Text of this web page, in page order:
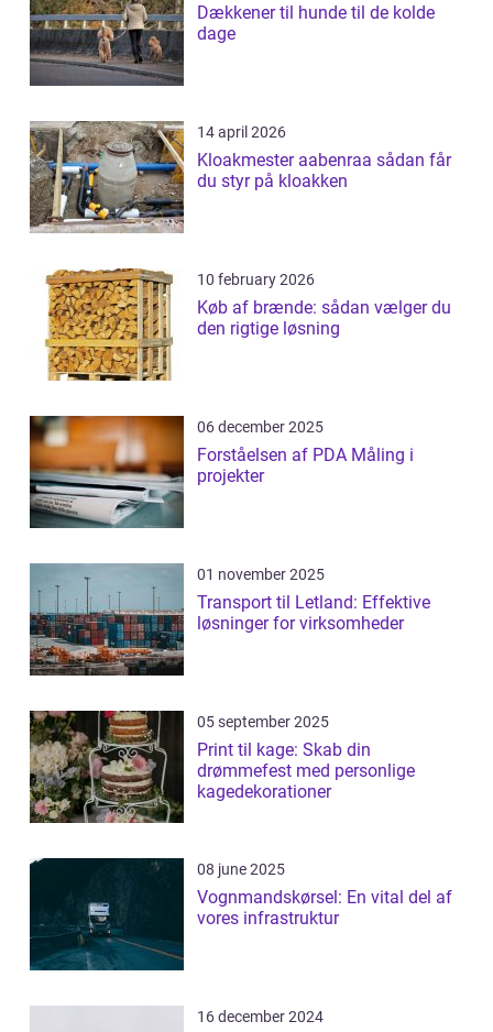
Dækkener til hunde til de kolde
dage
14 april 2026
Kloakmester aabenraa sådan får
du styr på kloakken
10 february 2026
Køb af brænde: sådan vælger du
den rigtige løsning
06 december 2025
Forståelsen af PDA Måling i
projekter
01 november 2025
Transport til Letland: Effektive
løsninger for virksomheder
05 september 2025
Print til kage: Skab din
drømmefest med personlige
kagedekorationer
08 june 2025
Vognmandskørsel: En vital del af
vores infrastruktur
16 december 2024